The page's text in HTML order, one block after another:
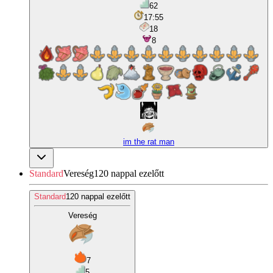
62
17:55
18
8
im the rat man
StandardVereség120 nappal ezelőtt
Standard120 nappal ezelőtt
Vereség
7